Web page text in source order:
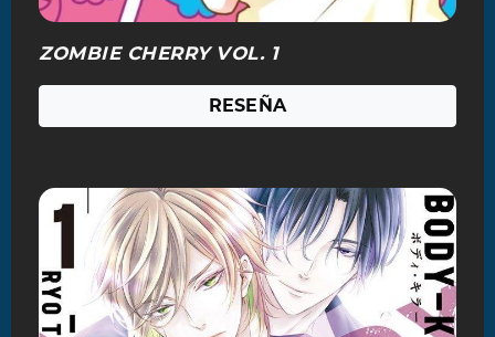
ZOMBIE CHERRY VOL. 1
RESEÑA